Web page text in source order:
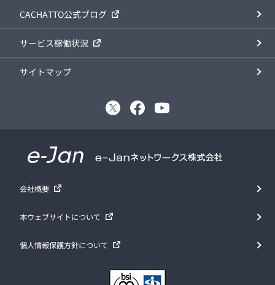
CACHATTO公式ブログ
サービス稼働状況
サイトマップ
会社概要
本ウェブサイトについて
個人情報保護方針について